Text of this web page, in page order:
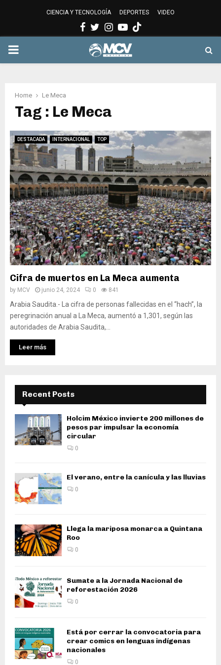
CIENCIA Y TECNOLOGÍA DEPORTES VIDEO
Facebook
Twitter
Instagram
Youtube
PRIMARY
Home Le Meca
Tag : Le Meca
DESTACADA INTERNACIONAL TOP
Cifra de muertos en La Meca aumenta
by MCV junio 24, 2024 0 841
Arabia Saudita.- La cifra de personas fallecidas en el “hach”, la
peregrinación anual a La Meca, aumentó a 1,301, según las
autoridades de Arabia Saudita,...
Leer más
Recent Posts
Holcim México invierte 200 millones de
pesos par impulsar la economía
circular
0
El verano, entre la canícula y las lluvias
0
Llega la mariposa monarca a Quintana
Roo
0
Sumate a la Jornada Nacional de
reforestación 2026
0
Está por cerrar la convocatoria para
crear comics en lenguas indígenas
nacionales
0